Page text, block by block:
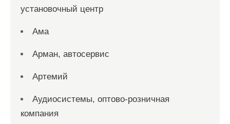
установочный центр
Ама
Арман, автосервис
Артемий
Аудиосистемы, оптово-розничная
компания